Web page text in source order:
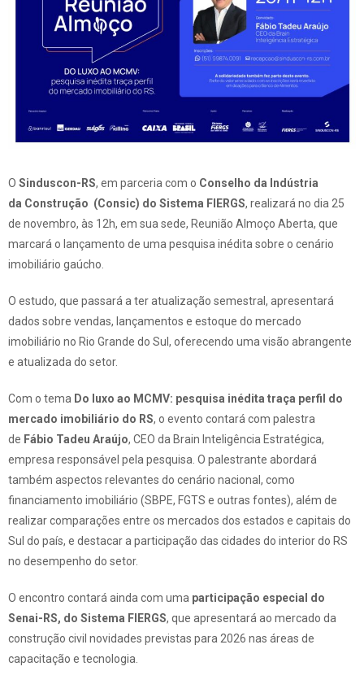
O Sinduscon-RS, em parceria com o Conselho da Indústria
da Construção (Consic) do Sistema FIERGS, realizará no dia 25
de novembro, às 12h, em sua sede, Reunião Almoço Aberta, que
marcará o lançamento de uma pesquisa inédita sobre o cenário
imobiliário gaúcho.
O estudo, que passará a ter atualização semestral, apresentará
dados sobre vendas, lançamentos e estoque do mercado
imobiliário no Rio Grande do Sul, oferecendo uma visão abrangente
e atualizada do setor.
Com o tema Do luxo ao MCMV: pesquisa inédita traça perfil do
mercado imobiliário do RS, o evento contará com palestra
de Fábio Tadeu Araújo, CEO da Brain Inteligência Estratégica,
empresa responsável pela pesquisa. O palestrante abordará
também aspectos relevantes do cenário nacional, como
financiamento imobiliário (SBPE, FGTS e outras fontes), além de
realizar comparações entre os mercados dos estados e capitais do
Sul do país, e destacar a participação das cidades do interior do RS
no desempenho do setor.
O encontro contará ainda com uma participação especial do
Senai-RS, do Sistema FIERGS, que apresentará ao mercado da
construção civil novidades previstas para 2026 nas áreas de
capacitação e tecnologia.